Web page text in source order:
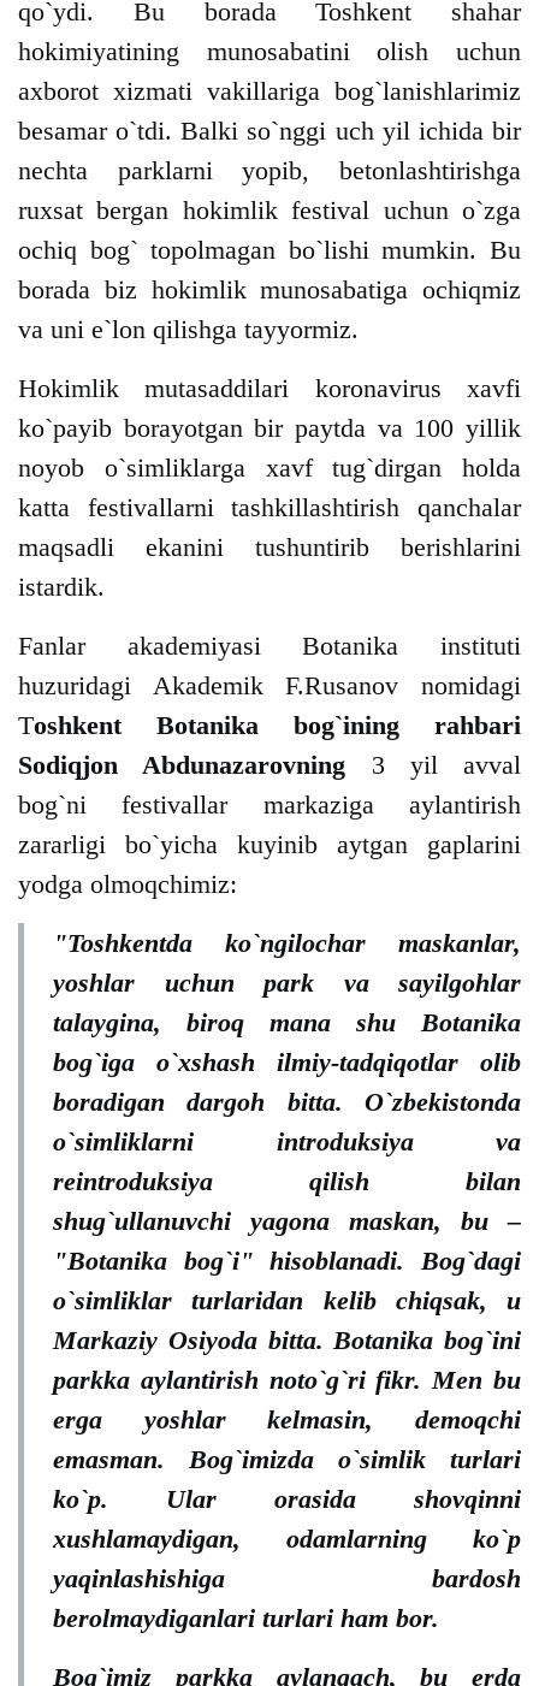
qo`ydi. Bu borada Toshkent shahar
hokimiyatining munosabatini olish uchun
axborot xizmati vakillariga bog`lanishlarimiz
besamar o`tdi. Balki so`nggi uch yil ichida bir
nechta parklarni yopib, betonlashtirishga
ruxsat bergan hokimlik festival uchun o`zga
ochiq bog` topolmagan bo`lishi mumkin. Bu
borada biz hokimlik munosabatiga ochiqmiz
va uni e`lon qilishga tayyormiz.
Hokimlik mutasaddilari koronavirus xavfi
ko`payib borayotgan bir paytda va 100 yillik
noyob o`simliklarga xavf tug`dirgan holda
katta festivallarni tashkillashtirish qanchalar
maqsadli ekanini tushuntirib berishlarini
istardik.
Fanlar akademiyasi Botanika instituti
huzuridagi Akademik F.Rusanov nomidagi
Toshkent Botanika bog`ining rahbari
Sodiqjon Abdunazarovning 3 yil avval
bog`ni festivallar markaziga aylantirish
zararligi bo`yicha kuyinib aytgan gaplarini
yodga olmoqchimiz:
"Toshkentda ko`ngilochar maskanlar,
yoshlar uchun park va sayilgohlar
talaygina, biroq mana shu Botanika
bog`iga o`xshash ilmiy-tadqiqotlar olib
boradigan dargoh bitta. O`zbekistonda
o`simliklarni introduksiya va
reintroduksiya qilish bilan
shug`ullanuvchi yagona maskan, bu –
"Botanika bog`i" hisoblanadi. Bog`dagi
o`simliklar turlaridan kelib chiqsak, u
Markaziy Osiyoda bitta. Botanika bog`ini
parkka aylantirish noto`g`ri fikr. Men bu
erga yoshlar kelmasin, demoqchi
emasman. Bog`imizda o`simlik turlari
ko`p. Ular orasida shovqinni
xushlamaydigan, odamlarning ko`p
yaqinlashishiga bardosh
berolmaydiganlari turlari ham bor.
Bog`imiz parkka aylangach, bu erda